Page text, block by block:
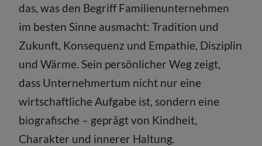
das, was den Begriff Familienunternehmen
im besten Sinne ausmacht: Tradition und
Zukunft, Konsequenz und Empathie, Disziplin
und Wärme. Sein persönlicher Weg zeigt,
dass Unternehmertum nicht nur eine
wirtschaftliche Aufgabe ist, sondern eine
biografische – geprägt von Kindheit,
Charakter und innerer Haltung.